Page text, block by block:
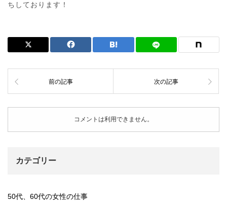
ちしております！
前の記事 次の記事
コメントは利用できません。
カテゴリー
50代、60代の女性の仕事